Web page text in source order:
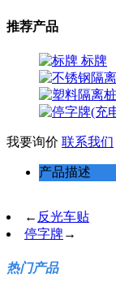
推荐产品
标牌
我要询价 联系我们
产品描述
← 反光车贴
停字牌→
热门产品